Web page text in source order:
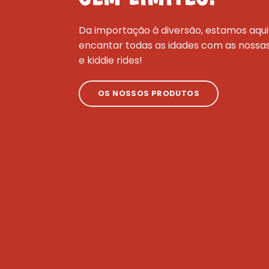
Da importação à diversão, estamos
encantar todas as idades com as
e kiddie rides!
OS NOSSOS PRODUTOS